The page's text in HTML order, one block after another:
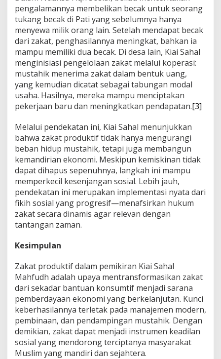
pengalamannya membelikan becak untuk seorang
tukang becak di Pati yang sebelumnya hanya
menyewa milik orang lain. Setelah mendapat becak
dari zakat, penghasilannya meningkat, bahkan ia
mampu memiliki dua becak. Di desa lain, Kiai Sahal
menginisiasi pengelolaan zakat melalui koperasi:
mustahik menerima zakat dalam bentuk uang,
yang kemudian dicatat sebagai tabungan modal
usaha. Hasilnya, mereka mampu menciptakan
pekerjaan baru dan meningkatkan pendapatan.[3]
Melalui pendekatan ini, Kiai Sahal menunjukkan
bahwa zakat produktif tidak hanya mengurangi
beban hidup mustahik, tetapi juga membangun
kemandirian ekonomi. Meskipun kemiskinan tidak
dapat dihapus sepenuhnya, langkah ini mampu
memperkecil kesenjangan sosial. Lebih jauh,
pendekatan ini merupakan implementasi nyata dari
fikih sosial yang progresif—menafsirkan hukum
zakat secara dinamis agar relevan dengan
tantangan zaman.
Kesimpulan
Zakat produktif dalam pemikiran Kiai Sahal
Mahfudh adalah upaya mentransformasikan zakat
dari sekadar bantuan konsumtif menjadi sarana
pemberdayaan ekonomi yang berkelanjutan. Kunci
keberhasilannya terletak pada manajemen modern,
pembinaan, dan pendampingan mustahik. Dengan
demikian, zakat dapat menjadi instrumen keadilan
sosial yang mendorong terciptanya masyarakat
Muslim yang mandiri dan sejahtera.